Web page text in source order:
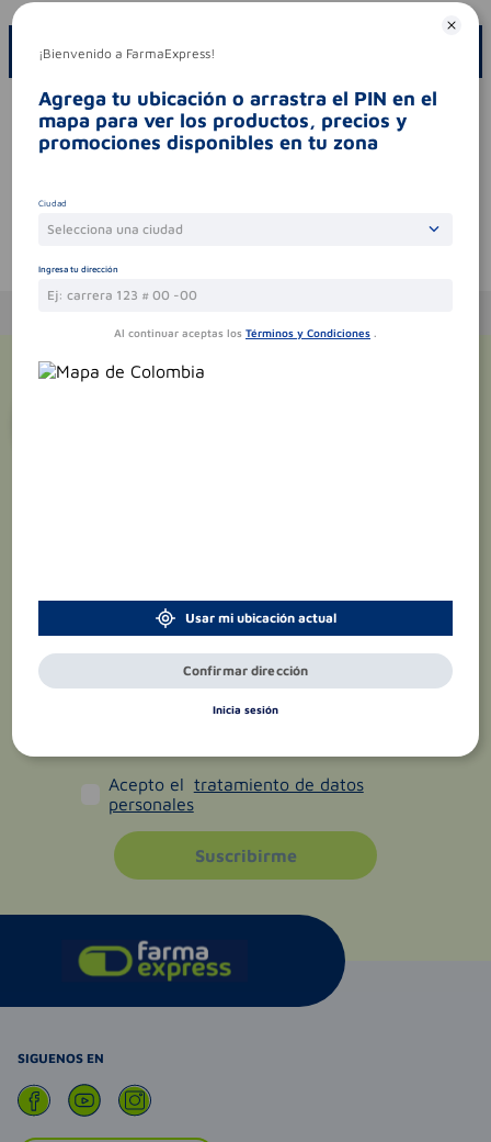
ESCRIBE UN COMENTARIO
Por favor, inicie sesión para escribir un comentario
Sin comentarios.
Acepto el tratamiento de datos
personales
Suscribirme
SIGUENOS EN
¡Bienvenido a FarmaExpress!
Agrega tu ubicación o arrastra el PIN en el
mapa para ver los productos, precios y
promociones disponibles en tu zona
Ciudad
Selecciona una ciudad
Ingresa tu dirección
Al continuar aceptas los Términos y Condiciones .
Usar mi ubicación actual
Confirmar dirección
Inicia sesión